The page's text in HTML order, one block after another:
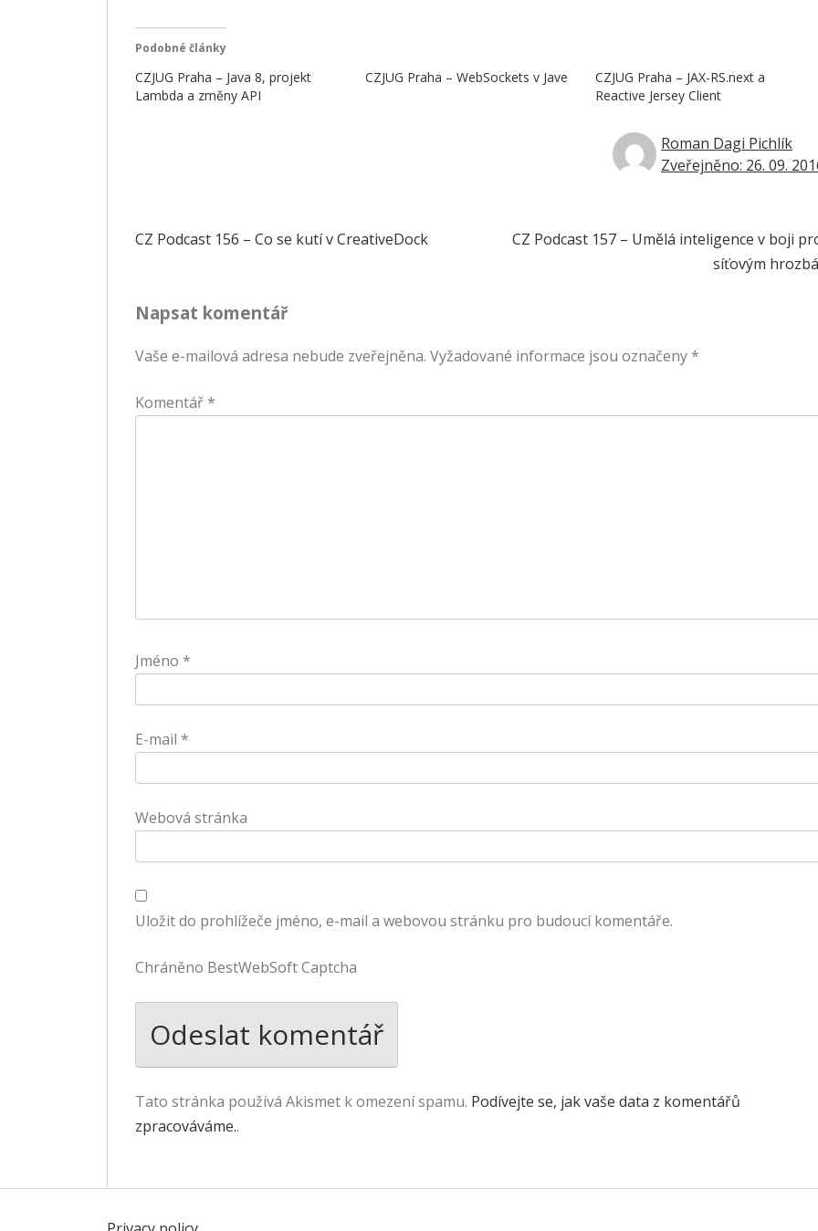
Podobné články
CZJUG Praha – Java 8, projekt
Lambda a změny API
CZJUG Praha – WebSockets v Jave
CZJUG Praha – JAX-RS.next a
Reactive Jersey Client
Roman Dagi Pichlík
Zveřejněno: 26. 09.
Navigace
příspěvek
CZ Podcast 156 – Co se kutí v CreativeDock
CZ Podcast 157 – Umělá inteligence v boji
síťovým
Napsat komentář
Vaše e-mailová adresa nebude zveřejněna. Vyžadované informace jsou označeny *
Komentář *
Jméno *
E-mail *
Webová stránka
Uložit do prohlížeče jméno, e-mail a webovou stránku pro budoucí komentáře.
Chráněno BestWebSoft Captcha
Tato stránka používá Akismet k omezení spamu. Podívejte se, jak vaše data z komentářů
zpracováváme..